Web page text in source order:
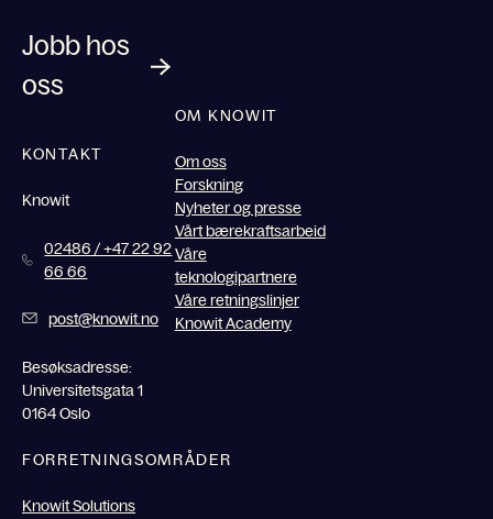
Jobb hos
oss
KONTAKT
Knowit
02486 / +47 22 92
66 66
post@knowit.no
Besøksadresse:
Universitetsgata 1
0164 Oslo
OM KNOWIT
Om oss
Forskning
Nyheter og presse
Vårt bærekraftsarbeid
Våre
teknologipartnere
Våre retningslinjer
Knowit Academy
FORRETNINGSOMRÅDER
Knowit Solutions